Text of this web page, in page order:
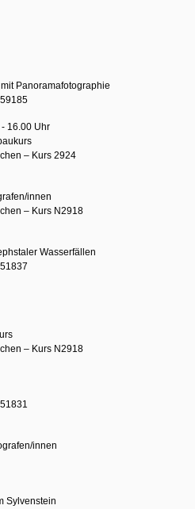
Panoramafotographie
16.00 Uhr
– Kurs 2924
innen
– Kurs N2918
Wasserfällen
– Kurs N2918
innen
Sylvenstein